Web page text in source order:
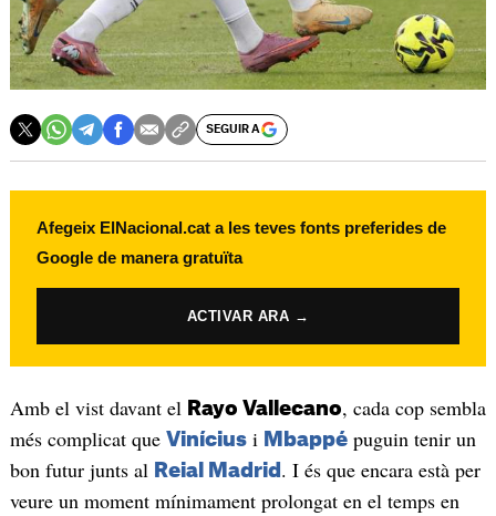
SEGUIR A
Afegeix ElNacional.cat a les teves fonts preferides de
Google de manera gratuïta
ACTIVAR ARA →
Amb el vist davant el Rayo Vallecano, cada cop sembla
més complicat que Viníciusi Mbappépuguin tenir un
bon futur junts al Reial Madrid . I és que encara està per
veure un moment mínimament prolongat en el temps en